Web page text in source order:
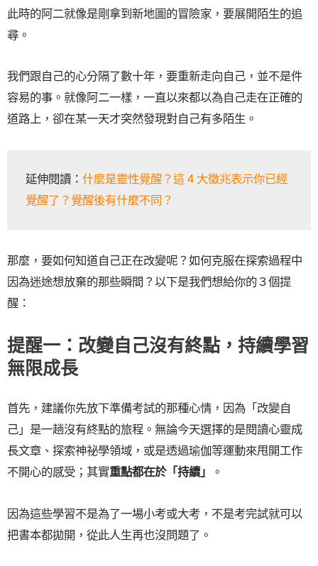
此時的阿二就像是剛拿到新地圖的冒險家，要展開陌生的追
尋。
我們跟自己的心分隔了數十年，要重新走向自己，並不是件
容易的事。就像阿二一樣，一直以來都以為自己走在正確的
道路上，卻在某一天才突然發現對自己有多陌生。
延伸閱讀：什麼是靈性覺醒？這 4 大徵兆表示你已經
覺醒了？覺醒後有什麼不同？
那麼，要如何知道自己正在改變呢？如何克服在探索過程中
因為迷途想放棄的那些瞬間？以下是我們想給你的３個提
醒：
提醒一：改變自己沒有終點，持續學習
無限成長
首先，建議你先放下準備考試的那種心情，因為「改變自
己」是一趟沒有終點的旅程。無論今天選擇的是閱讀心靈成
長文章、探索神祕學領域，或是透過瑜伽等運動來甩開工作
不開心的感受；其實重點都在於「持續」 。
因為這些學習不是為了一場小考或大考，不是考完試就可以
把書本都拋開，從此人生再也沒問題了。